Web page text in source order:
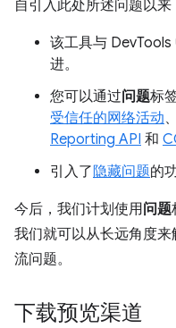
自引入此处所述问题以来
该工具与
进。
您可以通过问题标
受信任的网络活动
Reporting API 和
引入了 隐藏问题的
今后，我们计划使用问题
我们就可以从长远角度
流问题。
下载预览渠道